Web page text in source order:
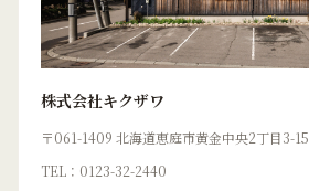
株式会社キクザワ
〒061-1409 北海道恵庭市黄金中央2丁目3-15
TEL：0123-32-2440